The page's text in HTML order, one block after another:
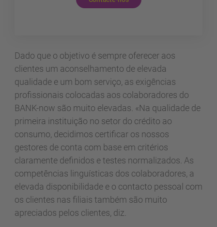
Dado que o objetivo é sempre oferecer aos
clientes um aconselhamento de elevada
qualidade e um bom serviço, as exigências
profissionais colocadas aos colaboradores do
BANK-now são muito elevadas. «Na qualidade de
primeira instituição no setor do crédito ao
consumo, decidimos certificar os nossos
gestores de conta com base em critérios
claramente definidos e testes normalizados. As
competências linguísticas dos colaboradores, a
elevada disponibilidade e o contacto pessoal com
os clientes nas filiais também são muito
apreciados pelos clientes, diz.